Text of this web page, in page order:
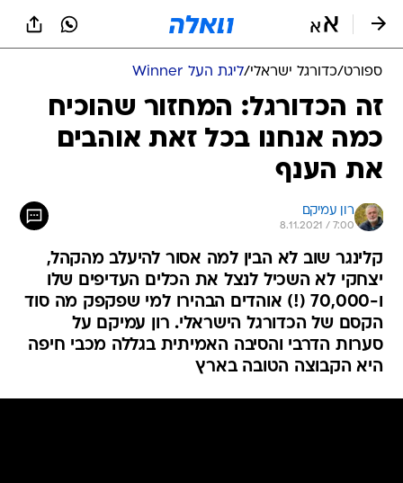
ספורט/כדורגל ישראלי/ליגת העל Winner
זה הכדורגל: המחזור שהוכיח
כמה אנחנו בכל זאת אוהבים
את הענף
רון עמיקם
8.11.2021 / 7:00
קלינגר שוב לא הבין למה אסור להיעלב מהקהל,
יצחקי לא השכיל לנצל את הכלים העדיפים שלו
ו-70,000 (!) אוהדים הבהירו למי שפקפק מה סוד
הקסם של הכדורגל הישראלי. רון עמיקם על
סערות הדרבי והסיבה האמיתית בגללה מכבי חיפה
היא הקבוצה הטובה בארץ